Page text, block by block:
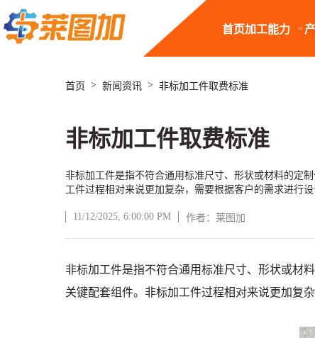
首页加工能力
首页 > 新闻资讯 > 非标加工件取费标准
非标加工件取费标准
非标加工件是指不符合通用标准尺寸、形状或材料的定
工件过程相对来说更加复杂，需要根据客户的需求进行
11/12/2025, 6:00:00 PM 作者：莱图加
文章正文
非标加工件是指不符合通用标准尺寸、形状或材
关键配套组件。非标加工件过程相对来说更加复